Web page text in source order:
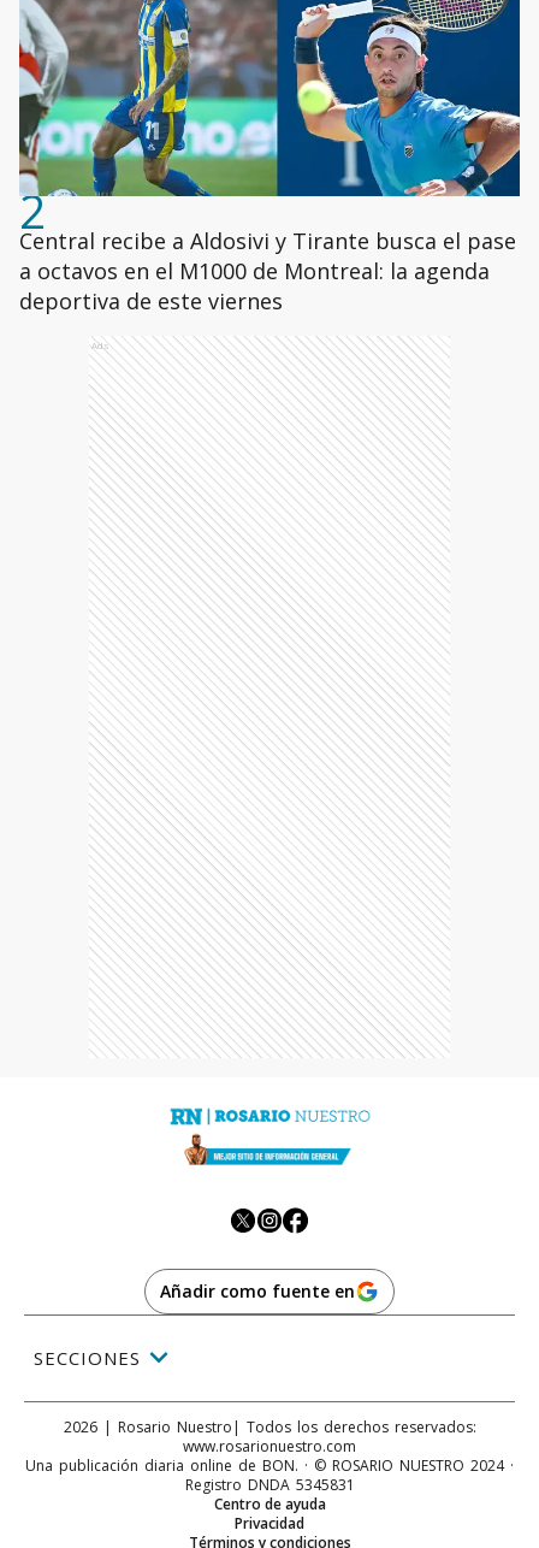
2
Central recibe a Aldosivi y Tirante busca el pase
a octavos en el M1000 de Montreal: la agenda
deportiva de este viernes
Ads
Añadir como fuente en
SECCIONES
2026| Rosario Nuestro | Todos los derechos reservados:
www.rosarionuestro.com
Una publicación diaria online de BON. · © ROSARIO NUESTRO 2024 ·
Registro DNDA 5345831
Términos y condiciones
Privacidad
Centro de ayuda